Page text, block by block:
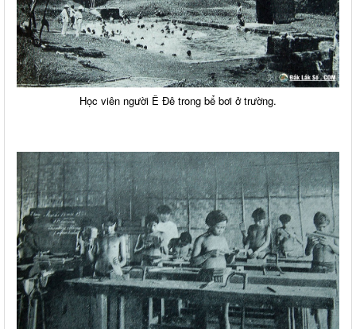
Học viên người Ê Đê trong bể bơi ở trường.